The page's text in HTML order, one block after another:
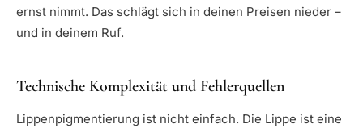
ernst nimmt. Das schlägt sich in deinen Preisen nieder –
und in deinem Ruf.
Technische Komplexität und Fehlerquellen
Lippenpigmentierung ist nicht einfach. Die Lippe ist eine